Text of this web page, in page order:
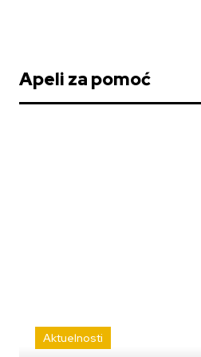
Apeli za pomoć
Aktuelnosti